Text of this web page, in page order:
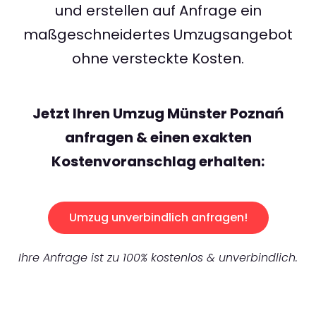
und erstellen auf Anfrage ein
maßgeschneidertes Umzugsangebot
ohne versteckte Kosten.
Jetzt Ihren Umzug Münster Poznań
anfragen & einen exakten
Kostenvoranschlag erhalten:
Umzug unverbindlich anfragen!
Ihre Anfrage ist zu 100% kostenlos & unverbindlich.